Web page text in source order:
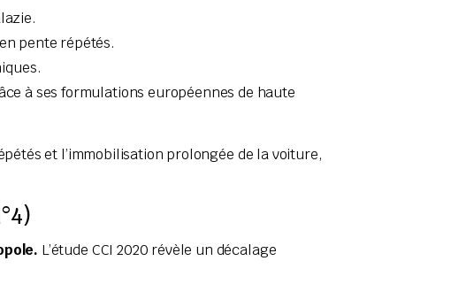
pente répétés.
à ses formulations européennes de haute
et l’immobilisation prolongée de la voiture,
L’étude CCI 2020 révèle un décalage